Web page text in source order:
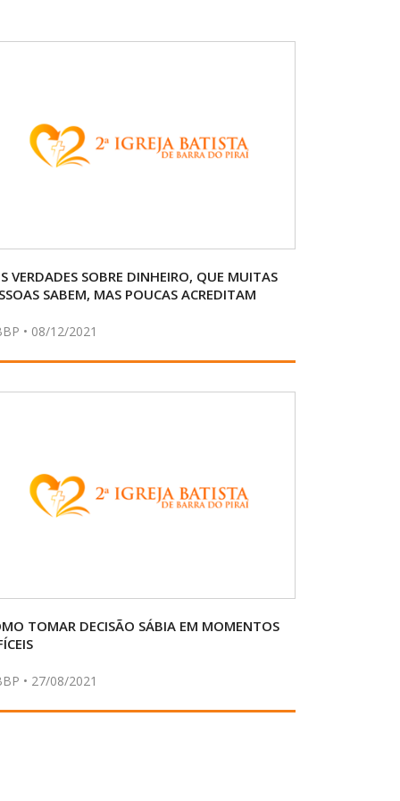
VERDADES SOBRE DINHEIRO, QUE MUITAS
SABEM, MAS POUCAS ACREDITAM
• 08/12/2021
TOMAR DECISÃO SÁBIA EM MOMENTOS
• 27/08/2021